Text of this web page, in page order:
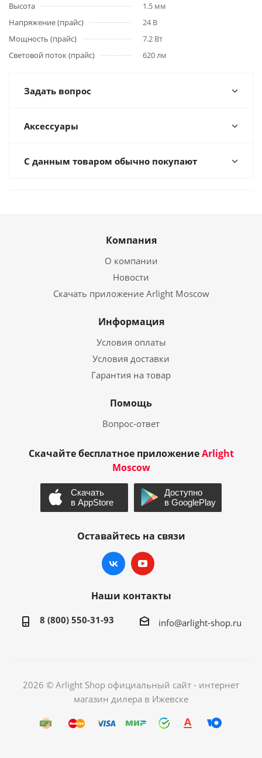
Высота
1.5 мм
Напряжение (прайс)
24 В
Мощность (прайс)
7.2 Вт
Световой поток (прайс)
620 лм
Задать вопрос
Аксессуары
С данным товаром обычно покупают
Компания
О компании
Новости
Скачать приложение Arlight Moscow
Информация
Условия оплаты
Условия доставки
Гарантия на товар
Помощь
Вопрос-ответ
Скачайте бесплатное приложениеArlight
Moscow
Оставайтесь на связи
Наши контакты
8 (800) 550-31-93 info@arlight-shop.ru
2026 © Arlight Shop официальный сайт - интернет
магазин дилера в Ижевске